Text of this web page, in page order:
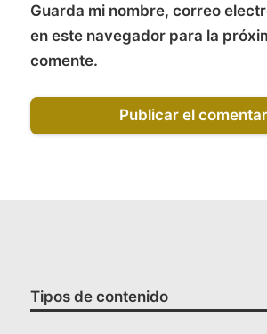
Guarda mi nombre, correo
en este navegador para la
comente.
Tipos de contenido